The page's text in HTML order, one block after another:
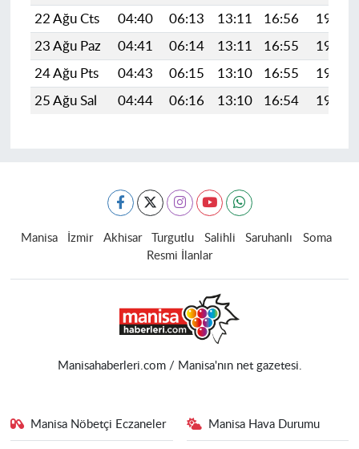
22 Ağu Cts
04:40 06:13 13:11 16:56
19:59
23 Ağu Paz
04:41 06:14 13:11 16:55
19:57
24 Ağu Pts
04:43 06:15 13:10 16:55
19:56
25 Ağu Sal
04:44 06:16 13:10 16:54 19:54
Manisa İzmir Akhisar Turgutlu Salihli Saruhanlı
Soma
Resmi İlanlar
Manisahaberleri.com / Manisa'nın net gazetesi.
Manisa Nöbetçi Eczaneler Manisa Hava Durumu